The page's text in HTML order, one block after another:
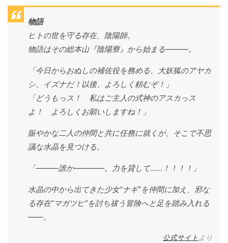
物語
ヒトの世を守る存在、陰陽師。
物語はその総本山『陰陽寮』から始まる―――。
「今日からおぬしの補佐役を務める、大妖狐のアヤカ
シ、イズナだ！以後、よろしく頼むぞ！」
「どうもっス！ 私はご主人の式神のアスカっス
よ！ よろしくお願いしますね！」
賑やかな二人の仲間と共に任務に就くが、そこで不思
議な水晶を見つける。
「―――誰か――――。力を貸して……！！！！」
水晶の中から出てきた少女”ナギ”を仲間に加え、邪な
る存在”マガツヒ”を討ち祓う冒険へと足を踏み入れる
――。
公式サイト より